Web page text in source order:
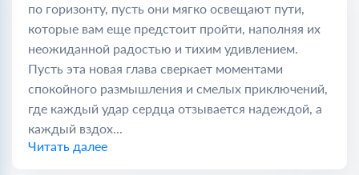
по горизонту, пусть они мягко освещают пути,
которые вам еще предстоит пройти, наполняя их
неожиданной радостью и тихим удивлением.
Пусть эта новая глава сверкает моментами
спокойного размышления и смелых приключений,
где каждый удар сердца отзывается надеждой, а
каждый вздох...
Читать далее